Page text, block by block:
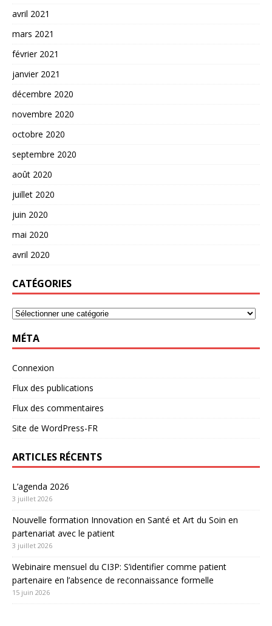
avril 2021
mars 2021
février 2021
janvier 2021
décembre 2020
novembre 2020
octobre 2020
septembre 2020
août 2020
juillet 2020
juin 2020
mai 2020
avril 2020
CATÉGORIES
MÉTA
Connexion
Flux des publications
Flux des commentaires
Site de WordPress-FR
ARTICLES RÉCENTS
L’agenda 2026
3 juillet 2026
Nouvelle formation Innovation en Santé et Art du Soin en
partenariat avec le patient
3 juillet 2026
Webinaire mensuel du CI3P: S’identifier comme patient
partenaire en l’absence de reconnaissance formelle
15 juin 2026